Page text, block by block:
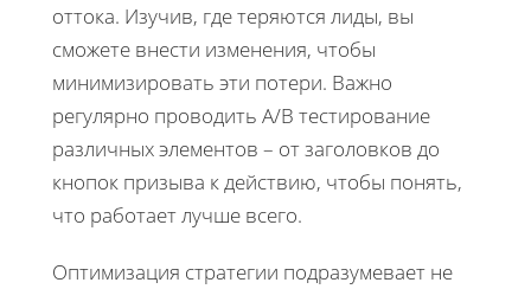
оттока. Изучив, где теряются лиды, вы
сможете внести изменения, чтобы
минимизировать эти потери. Важно
регулярно проводить A/B тестирование
различных элементов – от заголовков до
кнопок призыва к действию, чтобы понять,
что работает лучше всего.
Оптимизация стратегии подразумевает не